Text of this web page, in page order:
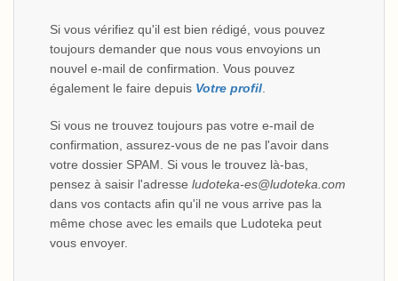
Si vous vérifiez qu'il est bien rédigé, vous pouvez
toujours demander que nous vous envoyions un
nouvel e-mail de confirmation. Vous pouvez
également le faire depuis Votre profil
Si vous ne trouvez toujours pas votre e-mail de
confirmation, assurez-vous de ne pas l'avoir dans
votre dossier SPAM. Si vous le trouvez là-bas,
pensez à saisir l'adresse ludoteka-es@ludoteka.com
dans vos contacts afin qu'il ne vous arrive pas la
même chose avec les emails que Ludoteka peut
vous envoyer.